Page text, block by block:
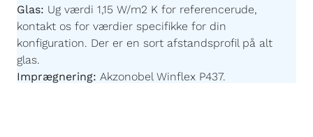
Glas: Ug værdi 1,15 W/m2 K for referencerude,
kontakt os for værdier specifikke for din
konfiguration. Der er en sort afstandsprofil på alt
glas.
Imprægnering: Akzonobel Winflex P437.